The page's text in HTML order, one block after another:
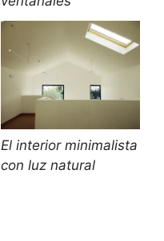
El interior minimalista
con luz natural